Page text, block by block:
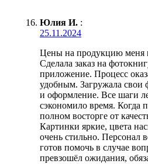
Юлия И. :
25.11.2024
Цены на продукцию меня
Сделала заказ на
приложение. Процесс
удобным. Загружала свои
и оформление. Все шаги
сэкономило время. Когда
полном восторге от
Картинки яркие, цвета
очень стильно. Персонал
готов помочь в случае
превзошёл ожидания,